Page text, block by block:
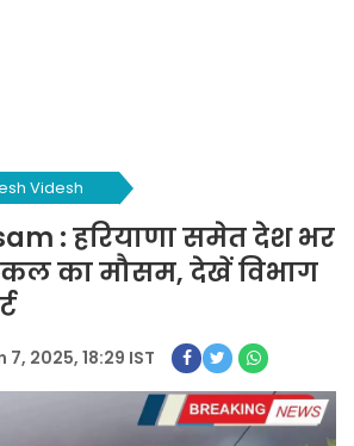
Videsh
: हरियाणा समेत देश भर
का मौसम, देखें विभाग
7, 2025, 18:29 IST